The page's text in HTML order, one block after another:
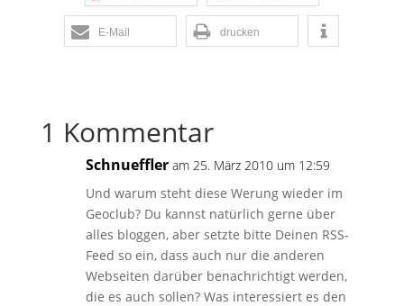
E-Mail drucken
1 Kommentar
Schnueffler am 25. März 2010 um 12:59
Und warum steht diese Werung wieder im
Geoclub? Du kannst natürlich gerne über
alles bloggen, aber setzte bitte Deinen RSS-
Feed so ein, dass auch nur die anderen
Webseiten darüber benachrichtigt werden,
die es auch sollen? Was interessiert es den